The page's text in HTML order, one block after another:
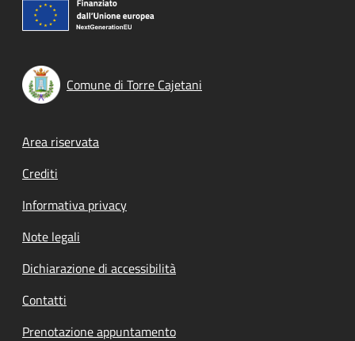
Comune di Torre Cajetani
Footer menu
Area riservata
Crediti
Informativa privacy
Note legali
Dichiarazione di accessibilità
Contatti
Prenotazione appuntamento